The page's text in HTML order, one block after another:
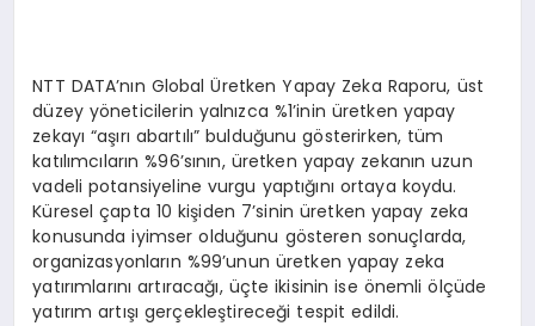
NTT DATA’nın Global Üretken Yapay Zeka Raporu, üst
düzey yöneticilerin yalnızca %1’inin üretken yapay
zekayı “aşırı abartılı” bulduğunu gösterirken, tüm
katılımcıların %96’sının, üretken yapay zekanın uzun
vadeli potansiyeline vurgu yaptığını ortaya koydu.
Küresel çapta 10 kişiden 7’sinin üretken yapay zeka
konusunda iyimser olduğunu gösteren sonuçlarda,
organizasyonların %99’unun üretken yapay zeka
yatırımlarını artıracağı, üçte ikisinin ise önemli ölçüde
yatırım artışı gerçekleştireceği tespit edildi.